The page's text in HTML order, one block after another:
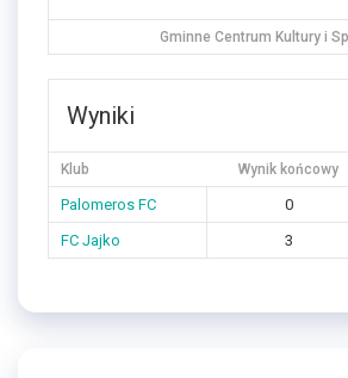
Gminne Centrum Kultury i
Wyniki
Klub Wynik końcowy
Palomeros FC 0
FC Jajko
3